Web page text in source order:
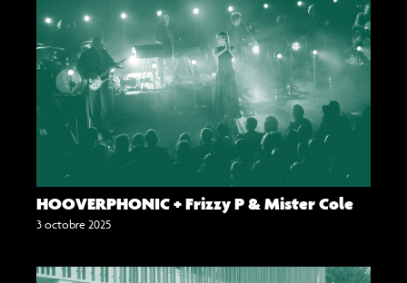
HOOVERPHONIC + Frizzy P & Mister Cole
3 octobre 2025